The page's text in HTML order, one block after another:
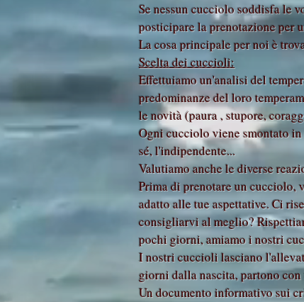
Se nessun cucciolo soddisfa le
posticipare la prenotazione per
La cosa principale per noi è
Scelta dei cuccioli:
Effettuiamo un'analisi del
predominanze del loro
le novità (paura , stupore,
Ogni cucciolo viene smontato
sé, l'indipendente...
Valutiamo anche le diverse
Prima di prenotare un
adatto alle tue aspettative. Ci
consigliarvi al meglio?
pochi giorni, amiamo i nostri
I nostri cuccioli lasciano
giorni dalla nascita, partono
Un documento informativo sui